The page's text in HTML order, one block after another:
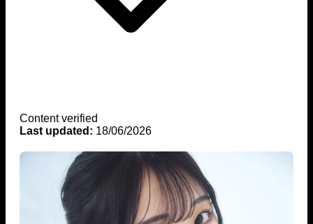
Content verified
Last updated: 18/06/2026